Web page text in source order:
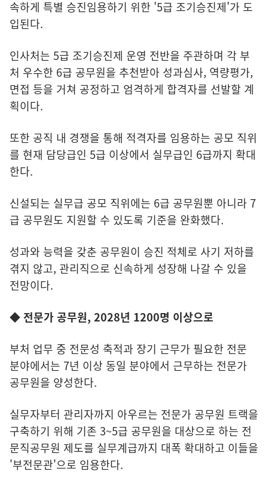
속하게 특별 승진임용하기 위한 '5급 조기승진제'가 도
입된다.
인사처는 5급 조기승진제 운영 전반을 주관하며 각 부
처 우수한 6급 공무원을 추천받아 성과심사, 역량평가,
면접 등을 거쳐 공정하고 엄격하게 합격자를 선발할 계
획이다.
또한 공직 내 경쟁을 통해 적격자를 임용하는 공모 직위
를 현재 담당급인 5급 이상에서 실무급인 6급까지 확대
한다.
신설되는 실무급 공모 직위에는 6급 공무원뿐 아니라 7
급 공무원도 지원할 수 있도록 기준을 완화했다.
성과와 능력을 갖춘 공무원이 승진 적체로 사기 저하를
겪지 않고, 관리직으로 신속하게 성장해 나갈 수 있을
전망이다.
◆전문가 공무원, 2028년 1200명 이상으로
부처 업무 중 전문성 축적과 장기 근무가 필요한 전문
분야에서는 7년 이상 동일 분야에서 근무하는 전문가
공무원을 양성한다.
실무자부터 관리자까지 아우르는 전문가 공무원 트랙을
구축하기 위해 기존 3~5급 공무원을 대상으로 하는 전
문직공무원 제도를 실무계급까지 대폭 확대하고 이들을
'부전문관'으로 임용한다.